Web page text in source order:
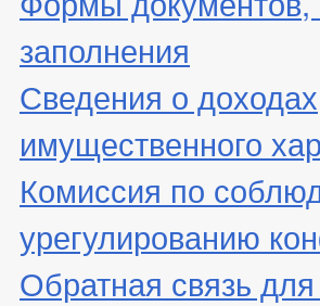
заполнения
Сведения о
имущественного
Комиссия по
урегулированию
Обратная связь